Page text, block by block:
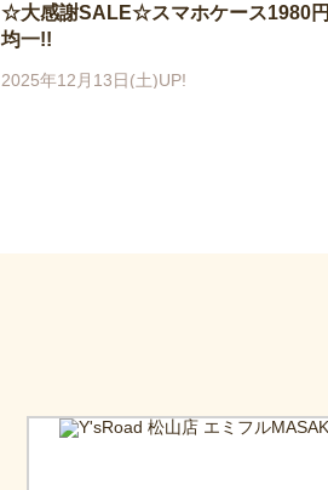
☆大感謝SALE☆スマホケース1980円
均一!!
2025年12月13日(土)UP!